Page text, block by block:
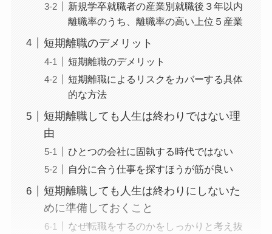
新規学卒就職者の産業別就職後３年以内
離職率のうち、離職率の高い上位５産業
短期離職のデメリット
短期離職のデメリット
短期離職によるリスクをカバーする具体
的な方法
短期離職しても人生は終わりではない理
由
ひとつの会社に固執する時代ではない
自分に合う仕事を探すほうが筋が良い
短期離職しても人生は終わりにしないた
めに準備しておくこと
なぜ転職をするのかをしっかりと考え抜